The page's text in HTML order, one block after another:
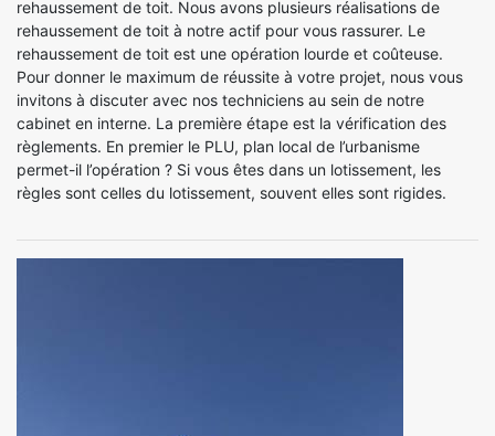
rehaussement de toit. Nous avons plusieurs réalisations de
rehaussement de toit à notre actif pour vous rassurer. Le
rehaussement de toit est une opération lourde et coûteuse.
Pour donner le maximum de réussite à votre projet, nous vous
invitons à discuter avec nos techniciens au sein de notre
cabinet en interne. La première étape est la vérification des
règlements. En premier le PLU, plan local de l’urbanisme
permet-il l’opération ? Si vous êtes dans un lotissement, les
règles sont celles du lotissement, souvent elles sont rigides.